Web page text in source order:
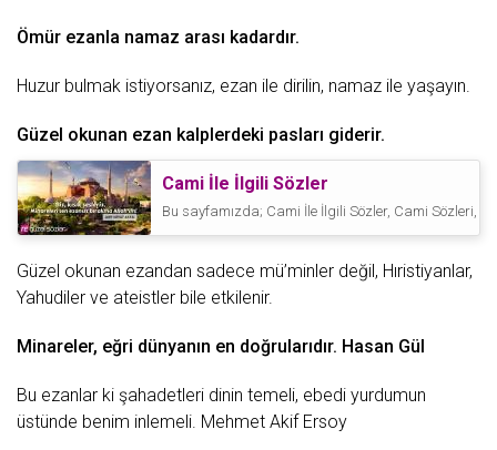
Ömür ezanla namaz arası kadardır.
Huzur bulmak istiyorsanız, ezan ile dirilin, namaz ile yaşayın.
Güzel okunan ezan kalplerdeki pasları giderir.
Cami İle İlgili Sözler
Bu sayfamızda; Cami İle İlgili Sözler, Cami Sözleri,
Güzel okunan ezandan sadece mü’minler değil, Hıristiyanlar,
Yahudiler ve ateistler bile etkilenir.
Minareler, eğri dünyanın en doğrularıdır. Hasan Gül
Bu ezanlar ki şahadetleri dinin temeli, ebedi yurdumun
üstünde benim inlemeli. Mehmet Akif Ersoy